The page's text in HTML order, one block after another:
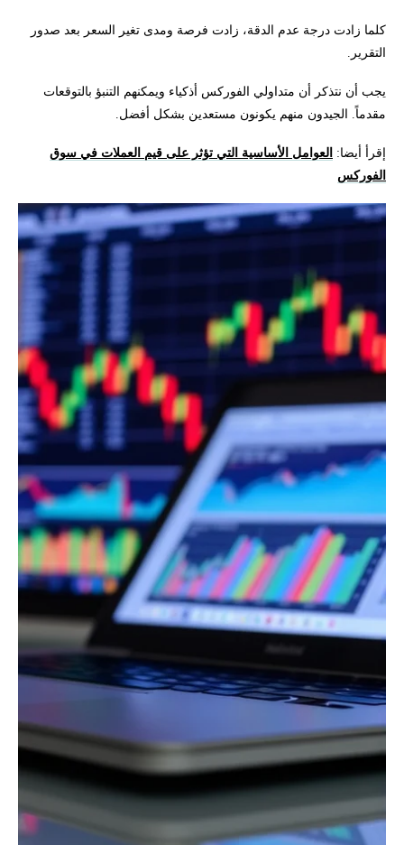
كلما زادت درجة عدم الدقة، زادت فرصة ومدى تغير السعر بعد صدور
التقرير.
يجب أن نتذكر أن متداولي الفوركس أذكياء ويمكنهم التنبؤ بالتوقعات
مقدماً. الجيدون منهم يكونون مستعدين بشكل أفضل.
إقرأ أيضا: العوامل الأساسية التي تؤثر على قيم العملات في سوق
الفوركس